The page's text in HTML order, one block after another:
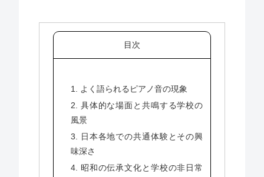
目次
1. よく語られるピアノ音の現象
2. 具体的な場面と共鳴する学校の
風景
3. 日本各地での共通体験とその興
味深さ
4. 昭和の伝承文化と学校の非日常